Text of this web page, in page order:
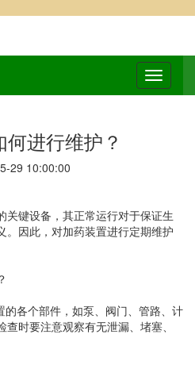
进行维护？
29 10:00:00
关键设备，其正常运行对于保证生
。因此，对加药装置进行定期维护
各个部件，如泵、阀门、管路、计
时要注意观察有无泄漏、堵塞、